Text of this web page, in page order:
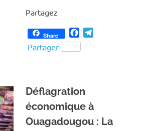
Partagez
Share Facebook
Partager
Déflagration
économique à
Ouagadougou : La